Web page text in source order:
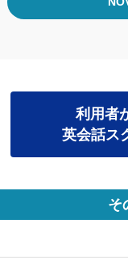
利用者
英会話ス
そ